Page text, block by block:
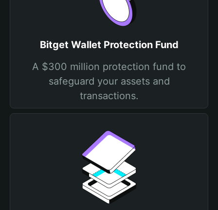
Bitget Wallet Protection Fund
A $300 million protection fund to
safeguard your assets and
transactions.